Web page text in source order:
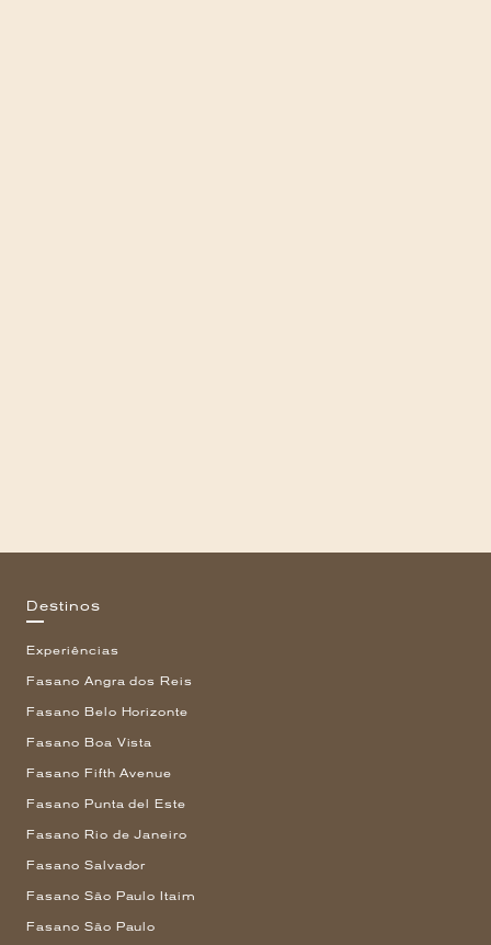
Destinos
Experiências
Fasano Angra dos Reis
Fasano Belo Horizonte
Fasano Boa Vista
Fasano Fifth Avenue
Fasano Punta del Este
Fasano Rio de Janeiro
Fasano Salvador
Fasano São Paulo Itaim
Fasano São Paulo